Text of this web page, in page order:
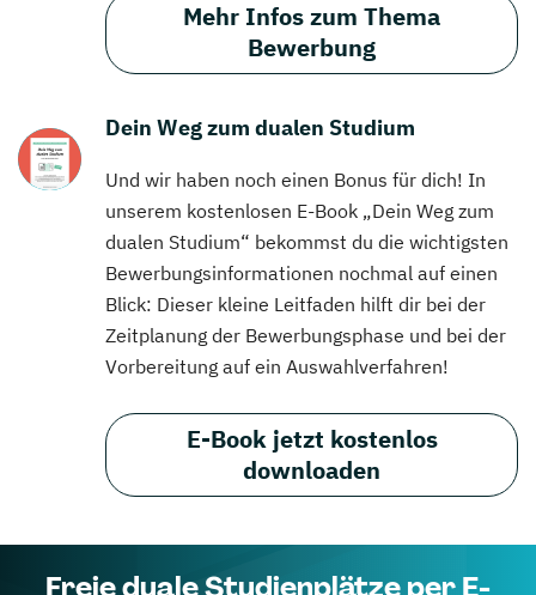
Mehr Infos zum Thema
Bewerbung
Dein Weg zum dualen Studium
Und wir haben noch einen Bonus für dich! In
unserem kostenlosen E-Book „Dein Weg zum
dualen Studium“ bekommst du die wichtigsten
Bewerbungsinformationen nochmal auf einen
Blick: Dieser kleine Leitfaden hilft dir bei der
Zeitplanung der Bewerbungsphase und bei der
Vorbereitung auf ein Auswahlverfahren!
E-Book jetzt kostenlos
downloaden
Freie duale Studienplätze per E-